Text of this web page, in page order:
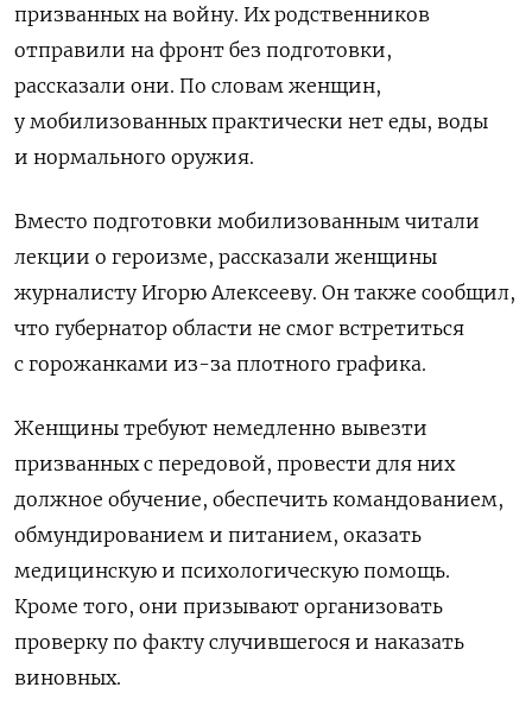
призванных на войну. Их родственников
отправили на фронт без подготовки,
рассказали они. По словам женщин,
у мобилизованных практически нет еды, воды
и нормального оружия.
Вместо подготовки мобилизованным читали
лекции о героизме, рассказали женщины
журналисту Игорю Алексееву. Он также сообщил,
что губернатор области не смог встретиться
с горожанками из-за плотного графика.
Женщины требуют немедленно вывезти
призванных с передовой, провести для них
должное обучение, обеспечить командованием,
обмундированием и питанием, оказать
медицинскую и психологическую помощь.
Кроме того, они призывают организовать
проверку по факту случившегося и наказать
виновных.